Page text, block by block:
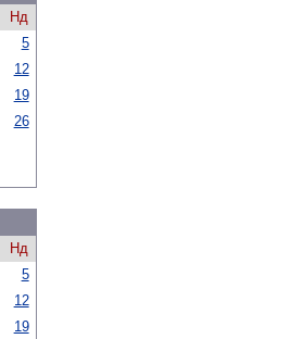
Нд
5
12
19
26
Нд
5
12
19